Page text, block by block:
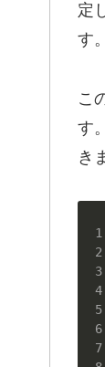
定
す。
こ
す
き